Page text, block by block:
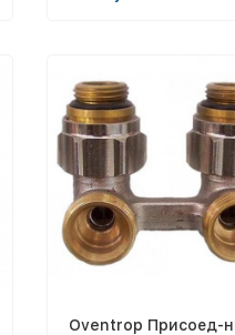
Oventrop Присоед-